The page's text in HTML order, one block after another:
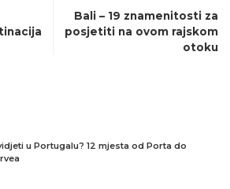
Bali – 19 znamenitosti za
posjetiti na ovom rajskom
otoku
u Portugalu? 12 mjesta od Porta do